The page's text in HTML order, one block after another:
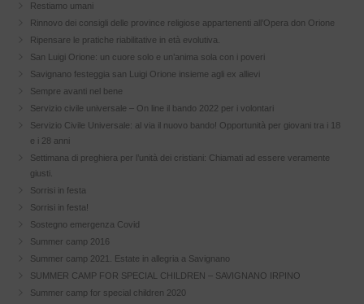
Restiamo umani
Rinnovo dei consigli delle province religiose appartenenti all’Opera don Orione
Ripensare le pratiche riabilitative in età evolutiva.
San Luigi Orione: un cuore solo e un’anima sola con i poveri
Savignano festeggia san Luigi Orione insieme agli ex allievi
Sempre avanti nel bene
Servizio civile universale – On line il bando 2022 per i volontari
Servizio Civile Universale: al via il nuovo bando! Opportunità per giovani tra i 18
e i 28 anni
Settimana di preghiera per l’unità dei cristiani: Chiamati ad essere veramente
giusti.
Sorrisi in festa
Sorrisi in festa!
Sostegno emergenza Covid
Summer camp 2016
Summer camp 2021. Estate in allegria a Savignano
SUMMER CAMP FOR SPECIAL CHILDREN – SAVIGNANO IRPINO
Summer camp for special children 2020